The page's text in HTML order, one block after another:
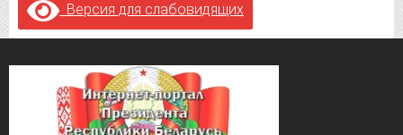
Версия для слабовидящих